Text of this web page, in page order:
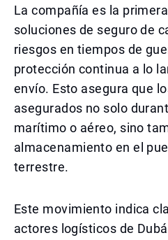
La compañía es la
soluciones de seguro de
riesgos en tiempos de
protección continua a lo
envío. Esto asegura que
asegurados no solo
marítimo o aéreo, sino
almacenamiento en el
terrestre.
Este movimiento indica
actores logísticos de